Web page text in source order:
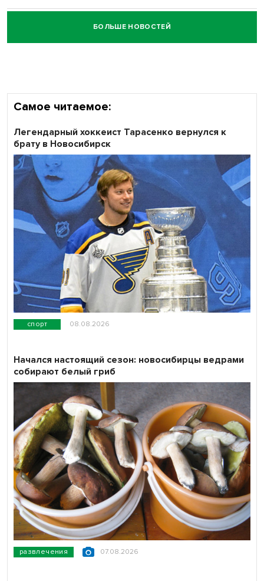
Честный выбор: видеонаблюдение обеспечит
объективность результатов ЕДГ в Новосибирской
БОЛЬШЕ НОВОСТЕЙ
Самое читаемое:
спорт 08.08.2026
Легендарный хоккеист Тарасенко вернулся к
брату в Новосибирск
развлечения 07.08.2026
Начался настоящий сезон: новосибирцы ведрами
собирают белый гриб